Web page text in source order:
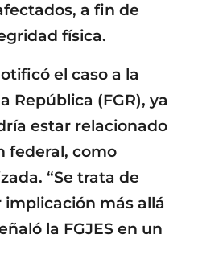
a fin de
física.
el caso a la
República (FGR), ya
estar relacionado
federal, como
“Se trata de
más allá
la FGJES en un